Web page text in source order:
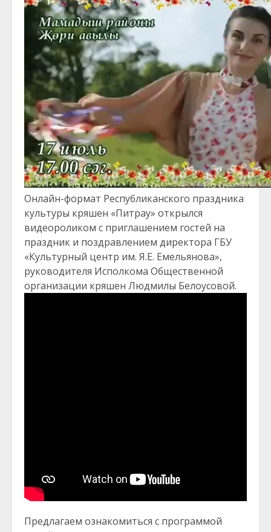
Онлайн-формат Республиканского праздника
культуры кряшен «Питрау» открылся
видеороликом с приглашением гостей на
праздник и поздравлением директора ГБУ
«Культурный центр им. Я.Е. Емельянова»,
руководителя Исполкома Общественной
организации кряшен Людмилы Белоусовой.
Предлагаем ознакомиться с программой